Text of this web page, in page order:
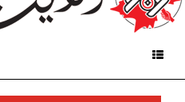
Toggle